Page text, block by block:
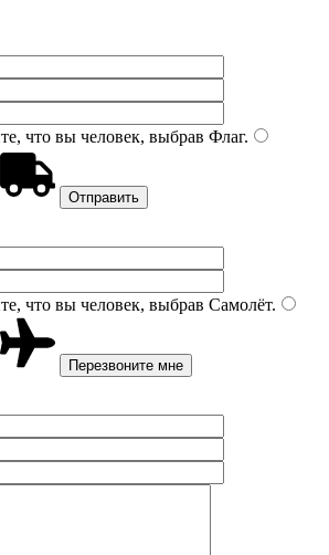
что вы человек, выбрав Флаг.
что вы человек, выбрав Самолёт.